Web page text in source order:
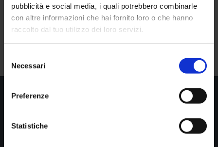
pubblicità e social media, i quali potrebbero combinarle
con altre informazioni che hai fornito loro o che hanno
raccolto dal tuo utilizzo dei loro servizi.
del
consenso
Necessari
Preferenze
Statistiche